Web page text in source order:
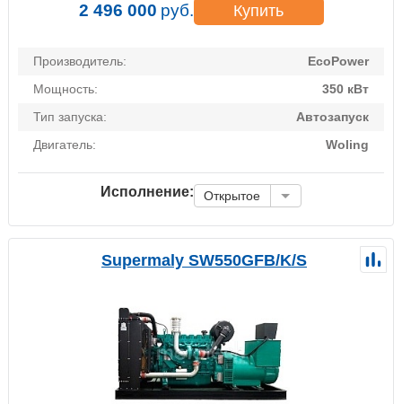
2 496 000 руб. Купить
Производитель:
EcoPower
Мощность:
350 кВт
Тип запуска:
Автозапуск
Двигатель:
Woling
Исполнение: Открытое
Supermaly SW550GFB/K/S